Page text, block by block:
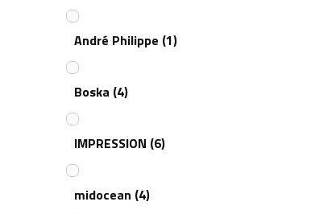
André Philippe (1)
Boska (4)
IMPRESSION (6)
midocean (4)